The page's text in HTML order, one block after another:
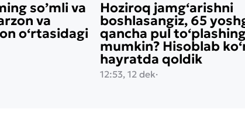
so’mli va
va
o‘rtasidagi
Hoziroq jamg‘arishni
boshlasangiz, 65
qancha pul
mumkin? Hisoblab
hayratda qoldik
12:53, 12 dek·